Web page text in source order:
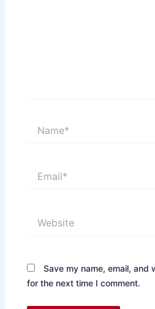
Save my name, email,
for the next time I comment.